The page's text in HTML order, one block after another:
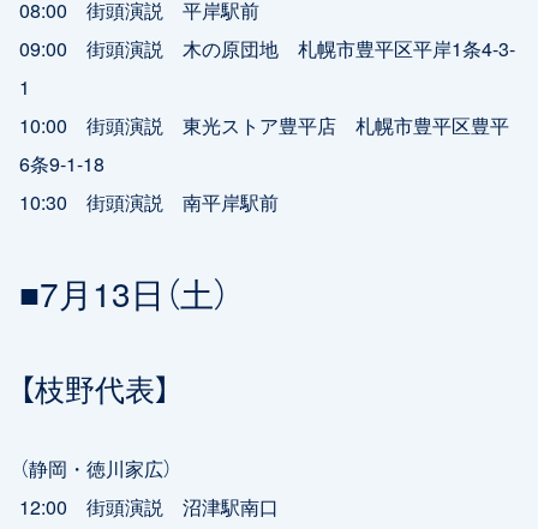
08:00 街頭演説 平岸駅前
09:00 街頭演説 木の原団地 札幌市豊平区平岸1条4-3-
1
10:00 街頭演説 東光ストア豊平店 札幌市豊平区豊平
6条9-1-18
10:30 街頭演説 南平岸駅前
■7月13日（土）
【枝野代表】
（静岡・徳川家広）
12:00 街頭演説 沼津駅南口